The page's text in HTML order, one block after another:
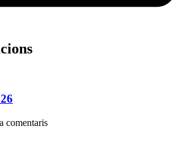
comentaris